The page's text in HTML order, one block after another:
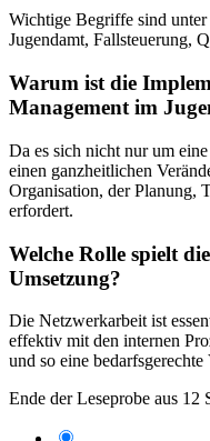
Wichtige Begriffe sind unter
Jugendamt, Fallsteuerung,
Warum ist die
Management im
Da es sich nicht nur um
einen ganzheitlichen
Organisation, der Planung,
erfordert.
Welche Rolle spielt
Umsetzung?
Die Netzwerkarbeit ist
effektiv mit den internen
und so eine
Ende der Leseprobe aus 12